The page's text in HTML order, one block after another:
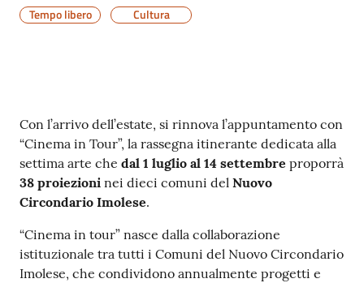
Tempo libero Cultura
Contenuto
Con l’arrivo dell’estate, si rinnova l’appuntamento con
“Cinema in Tour”, la rassegna itinerante dedicata alla
settima arte che dal 1 luglio al 14 settembre proporrà
38 proiezioni nei dieci comuni del Nuovo
Circondario Imolese.
“Cinema in tour” nasce dalla collaborazione
istituzionale tra tutti i Comuni del Nuovo Circondario
Imolese, che condividono annualmente progetti e